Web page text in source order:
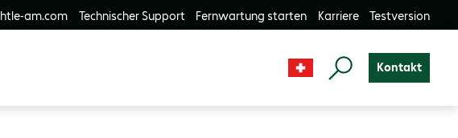
am.com Technischer Support Fernwartung starten Karriere Testversion
Kontakt